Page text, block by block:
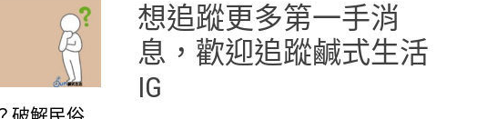
想追蹤更多第一手消
息，歡迎追蹤鹹式生活
IG